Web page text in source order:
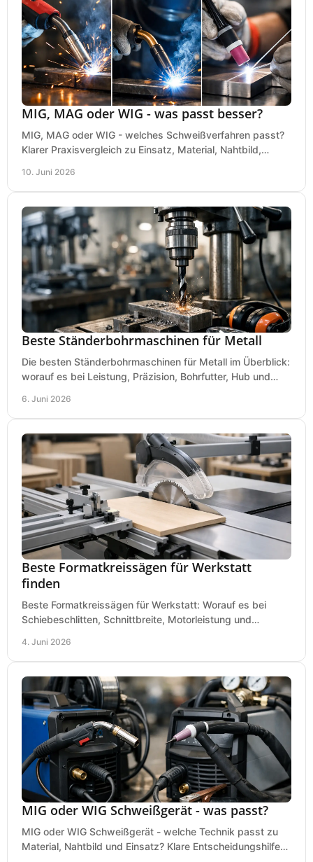
MIG, MAG oder WIG - was passt besser?
MIG, MAG oder WIG - welches Schweißverfahren passt?
Klarer Praxisvergleich zu Einsatz, Material, Nahtbild,
10. Juni 2026
Beste Ständerbohrmaschinen für Metall
Die besten Ständerbohrmaschinen für Metall im Überblick:
worauf es bei Leistung, Präzision, Bohrfutter, Hub und
6. Juni 2026
Beste Formatkreissägen für Werkstatt
finden
Beste Formatkreissägen für Werkstatt: Worauf es bei
Schiebeschlitten, Schnittbreite, Motorleistung und
4. Juni 2026
MIG oder WIG Schweißgerät - was passt?
MIG oder WIG Schweißgerät - welche Technik passt zu
Material, Nahtbild und Einsatz? Klare Entscheidungshilfe